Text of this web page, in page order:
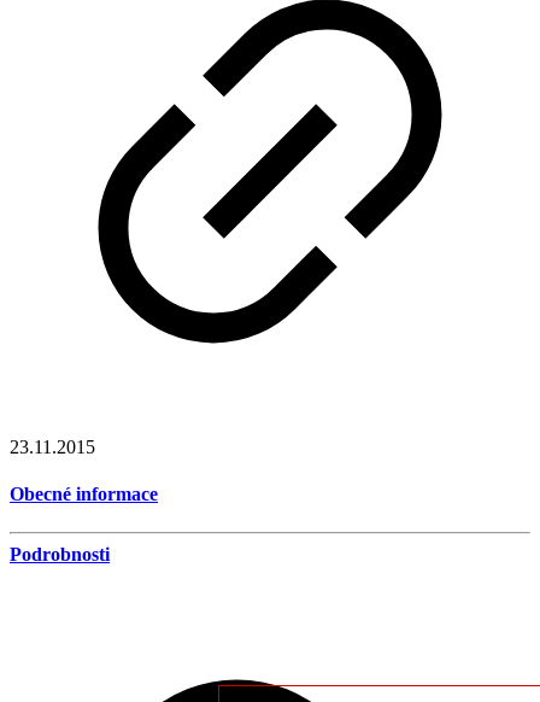
23.11.2015
Obecné informace
Podrobnosti